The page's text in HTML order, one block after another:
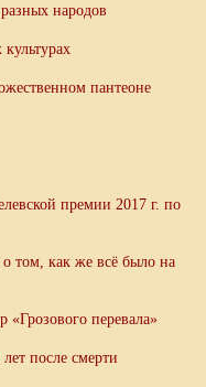
народов
пантеоне
премии 2017 г. по
том, как же всё было на
«Грозового перевала»
после смерти